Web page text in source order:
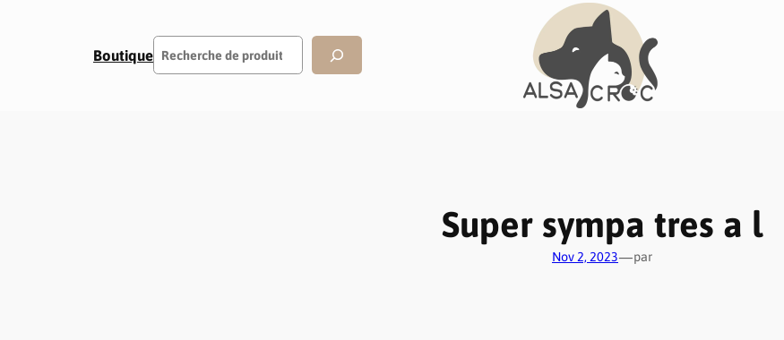
Boutique
Super sympa tres a l
Nov 2, 2023—par